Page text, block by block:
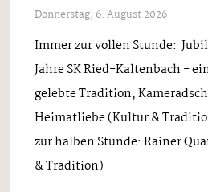
Donnerstag, 6. August 2026
Immer zur vollen Stunde:
Jahre SK Ried-Kaltenbach -
gelebte Tradition,
Heimatliebe (Kultur &
zur halben Stunde: Rainer
& Tradition)